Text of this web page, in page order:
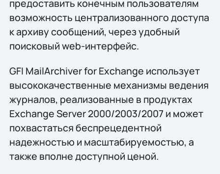
предоставить конечным пользователям
возможность централизованного доступа
к архиву сообщений, через удобный
поисковый web-интерфейс.
GFI MailArchiver for Exchange использует
высококачественные механизмы ведения
журналов, реализованные в продуктах
Exchange Server 2000/2003/2007 и может
похвастаться беспрецедентной
надежностью и масштабируемостью, а
также вполне доступной ценой.